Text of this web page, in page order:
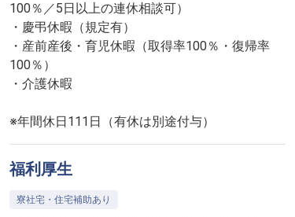
100％／5日以上の連休相談可）
・慶弔休暇（規定有）
・産前産後・育児休暇（取得率100％・復帰率
100％）
・介護休暇
※年間休日111日（有休は別途付与）
福利厚生
寮社宅・住宅補助あり